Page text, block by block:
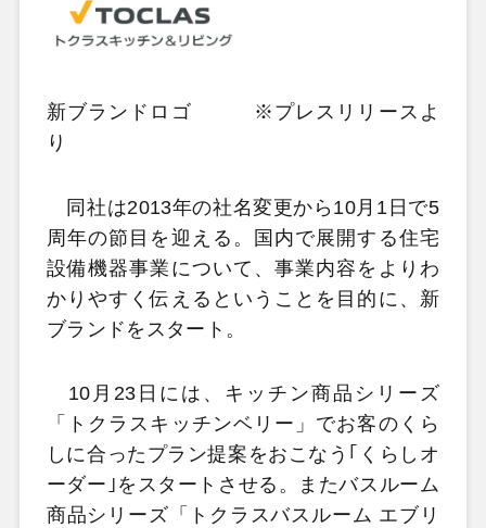
新ブランドロゴ ※プレスリリースよ
り
同社は2013年の社名変更から10月1日で5
周年の節目を迎える。国内で展開する住宅
設備機器事業について、事業内容をよりわ
かりやすく伝えるということを目的に、新
ブランドをスタート。
10月23日には、キッチン商品シリーズ
「トクラスキッチンベリー」でお客のくら
しに合ったプラン提案をおこなう｢くらしオ
ーダー｣をスタートさせる。またバスルーム
商品シリーズ「トクラスバスルーム エブリ